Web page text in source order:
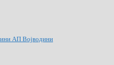
АП Војводини